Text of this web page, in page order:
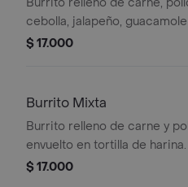
cebolla, jalapeño,
$ 17.000
Burrito Mixta
Burrito relleno de carne y
envuelto en tortilla de
lechuga y tomate.
$ 17.000